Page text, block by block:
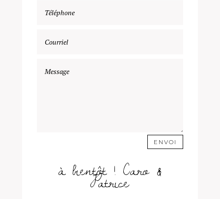
ENVOI
à bientôt ! Caro &
Patrice